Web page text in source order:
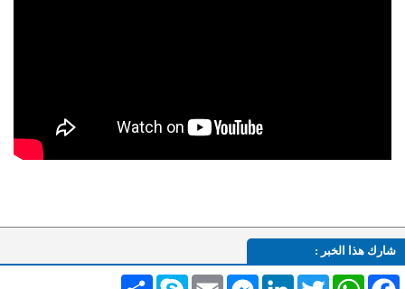
شارك هذا الخبر :
انشر Skype Email
MessengerLinkedInTwitterWhatsAppFacebook